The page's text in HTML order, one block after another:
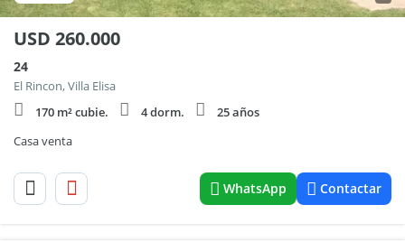
USD 260.000
24
El Rincon, Villa Elisa
170 m² cubie.
4 dorm.
25 años
Casa venta
WhatsApp Contactar